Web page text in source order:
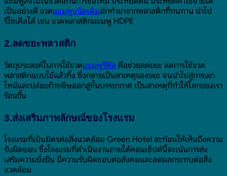
เป็นอย่างดี ขวดแชมพูชนิดเติมมักทำมาจากพลาสติกที่ทนทาน นำไป
รีไซเคิลได้ เช่น ขวดพลาสติกแชมพู HDPE
2.ลดขยะพลาสติก
วัตถุประสงค์ในการใช้ขวดแชมพูรีฟิล คือช่วยลดขยะ ลดการใช้ขวด
พลาสติกแบบใช้แล้วทิ้ง ซึ่งกลายเป็นสาเหตุของขยะ จนนำไปสู่การเผา
ไหม้และปล่อยก๊าซพิษออกสู่ชั้นบรรยากาศ เป็นสาเหตุที่ทำให้โลกของเรา
ร้อนขึ้น
3.ส่งเสริมภาพลักษณ์ของโรงแรม
โรงแรมที่เป็นมิตรต่อสิ่งแวดล้อม Green Hotel สะท้อนให้เห็นถึงความ
รับผิดชอบ ซึ่งโรงแรมที่ดำเนินงานภายใต้คอนเซ็ปต์นี้จะเน้นการส่ง
เสริมความยั่งยืน มีความรับผิดชอบต่อสังคมและลดผลกระทบต่อสิ่ง
แวดล้อม